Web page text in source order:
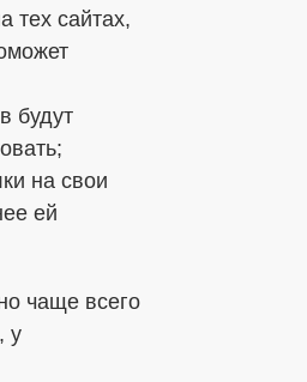
тех сайтах,
будут
на свои
ей
чаще всего
у